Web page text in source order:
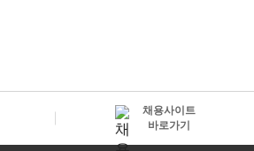
채용사이트
바로가기